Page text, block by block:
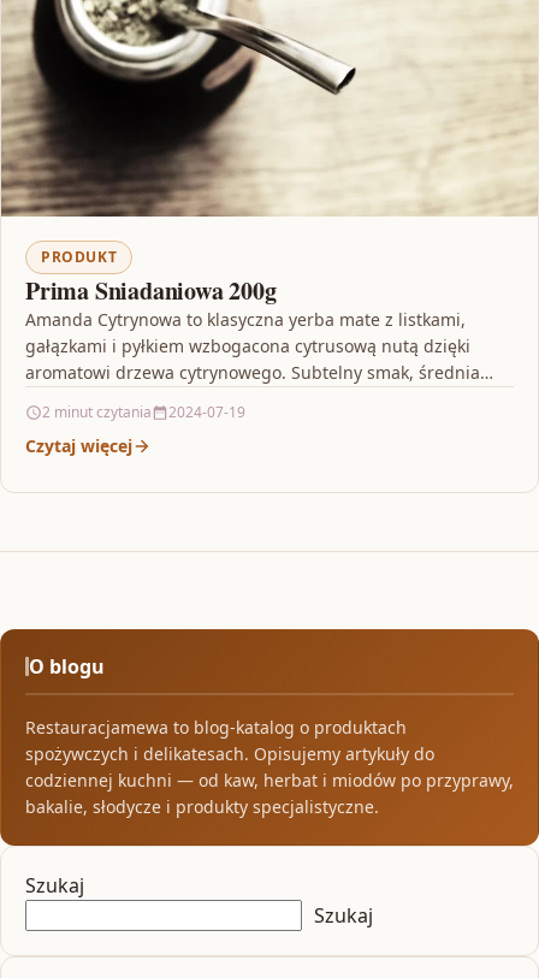
PRODUKT
Prima Sniadaniowa 200g
Amanda Cytrynowa to klasyczna yerba mate z listkami,
gałązkami i pyłkiem wzbogacona cytrusową nutą dzięki
aromatowi drzewa cytrynowego. Subtelny smak, średnia
2 minut czytania 2024-07-19
Czytaj więcej
O blogu
Restauracjamewa to blog-katalog o produktach
spożywczych i delikatesach. Opisujemy artykuły do
codziennej kuchni — od kaw, herbat i miodów po przyprawy,
bakalie, słodycze i produkty specjalistyczne.
Szukaj
Szukaj